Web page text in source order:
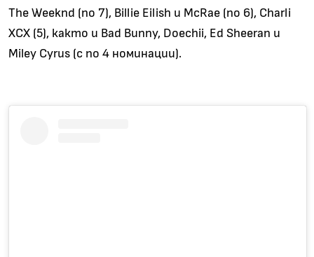
The Weeknd (по 7), Billie Eilish и McRae (по 6), Charli
XCX (5), както и Bad Bunny, Doechii, Ed Sheeran и
Miley Cyrus (с по 4 номинации).